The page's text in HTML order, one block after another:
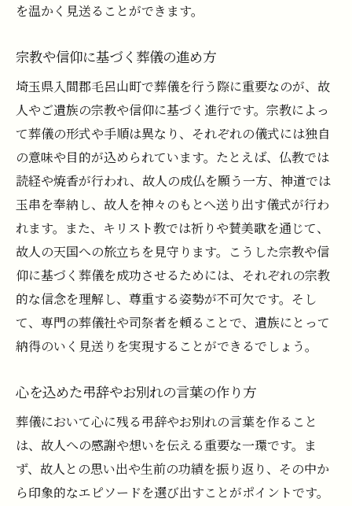
を温かく見送ることができます。
宗教や信仰に基づく葬儀の進め方
埼玉県入間郡毛呂山町で葬儀を行う際に重要なのが、故
人やご遺族の宗教や信仰に基づく進行です。宗教によっ
て葬儀の形式や手順は異なり、それぞれの儀式には独自
の意味や目的が込められています。たとえば、仏教では
読経や焼香が行われ、故人の成仏を願う一方、神道では
玉串を奉納し、故人を神々のもとへ送り出す儀式が行わ
れます。また、キリスト教では祈りや賛美歌を通じて、
故人の天国への旅立ちを見守ります。こうした宗教や信
仰に基づく葬儀を成功させるためには、それぞれの宗教
的な信念を理解し、尊重する姿勢が不可欠です。そし
て、専門の葬儀社や司祭者を頼ることで、遺族にとって
納得のいく見送りを実現することができるでしょう。
心を込めた弔辞やお別れの言葉の作り方
葬儀において心に残る弔辞やお別れの言葉を作ること
は、故人への感謝や想いを伝える重要な一環です。ま
ず、故人との思い出や生前の功績を振り返り、その中か
ら印象的なエピソードを選び出すことがポイントです。